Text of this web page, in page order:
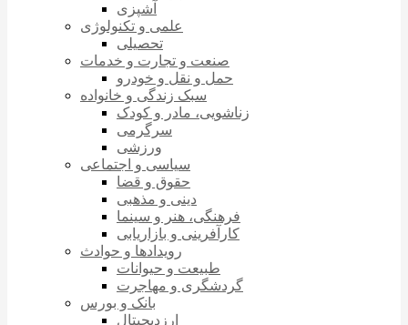
آشپزی
علمی و تکنولوژی
تحصیلی
صنعت و تجارت و خدمات
حمل و نقل و خودرو
سبک زندگی و خانواده
زناشویی، مادر و کودک
سرگرمی
ورزشی
سیاسی و اجتماعی
حقوق و قضا
دینی و مذهبی
فرهنگی، هنر و سینما
کارآفرینی و بازاریابی
رویدادها و حوادث
طبیعت و حیوانات
گردشگری و مهاجرت
بانک و بورس
ارزدیجیتال